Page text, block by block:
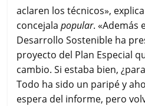
aclaren los técnicos», explica
concejalapopular. «Además
Desarrollo Sostenible ha
proyecto del Plan Especial
cambio. Si estaba bien,
Todo ha sido un paripé y
espera del informe, pero